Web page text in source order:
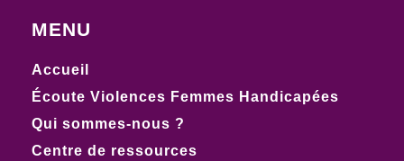
MENU
Accueil
Écoute Violences Femmes Handicapées
Qui sommes-nous ?
Centre de ressources